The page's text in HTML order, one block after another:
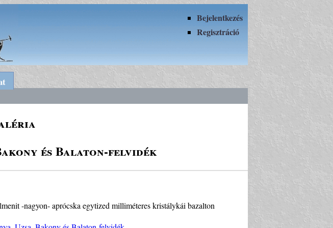
Bejelentkezés
Regisztráció
és Balaton-felvidék
-nagyon- aprócska egytized milliméteres kristálykái bazalton